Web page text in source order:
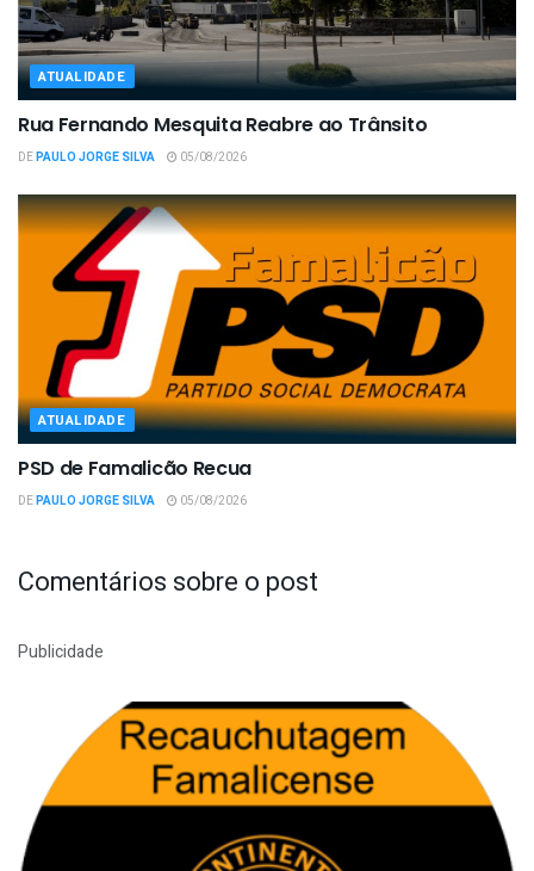
ATUALIDADE
Rua Fernando Mesquita Reabre ao Trânsito
DEPAULO JORGE SILVA 05/08/2026
ATUALIDADE
PSD de Famalicão Recua
DEPAULO JORGE SILVA 05/08/2026
Comentários sobre o post
Publicidade